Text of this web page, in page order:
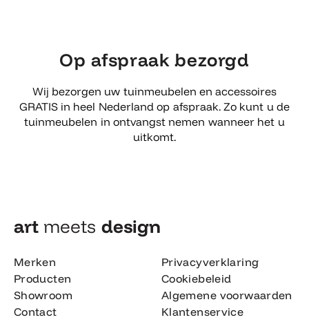
Op afspraak bezorgd
Wij bezorgen uw tuinmeubelen en accessoires
GRATIS in heel Nederland op afspraak. Zo kunt u de
tuinmeubelen in ontvangst nemen wanneer het u
uitkomt.
art meets design​
Merken
Producten
Showroom
Contact
Privacyverklaring
Cookiebeleid
Algemene voorwaarden
Klantenservice